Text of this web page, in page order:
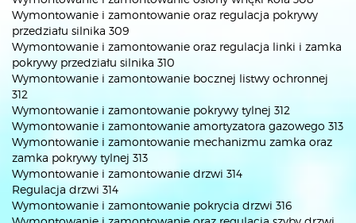
Wymontowanie i zamontowanie oraz regulacja pokrywy
przedziału silnika 309
Wymontowanie i zamontowanie oraz regulacja linki i zamka
pokrywy przedziału silnika 310
Wymontowanie i zamontowanie bocznej listwy ochronnej
312
Wymontowanie i zamontowanie pokrywy tylnej 312
Wymontowanie i zamontowanie amortyzatora gazowego 313
Wymontowanie i zamontowanie mechanizmu zamka oraz
zamka pokrywy tylnej 313
Wymontowanie i zamontowanie drzwi 314
Regulacja drzwi 314
Wymontowanie i zamontowanie pokrycia drzwi 316